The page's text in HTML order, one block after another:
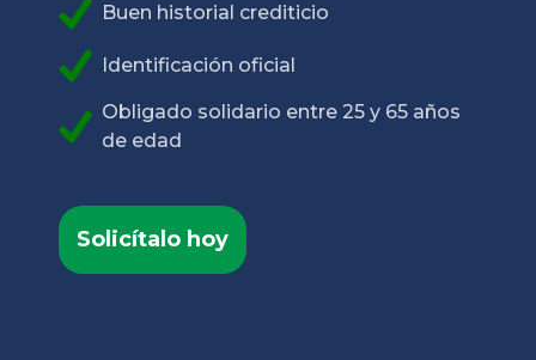
Buen historial crediticio
Identificación oficial
Obligado solidario entre 25 y 65 años
de edad
Solicítalo hoy